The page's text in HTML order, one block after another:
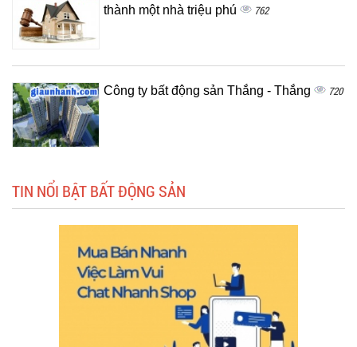
thành một nhà triệu phú
762
Công ty bất động sản Thắng - Thắng 720
TIN NỔI BẬT BẤT ĐỘNG SẢN